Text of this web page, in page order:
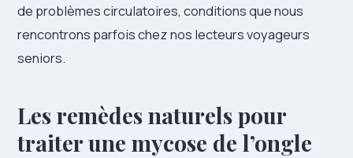
de problèmes circulatoires, conditions que nous
rencontrons parfois chez nos lecteurs voyageurs
seniors.
Les remèdes naturels pour
traiter une mycose de l’ongle